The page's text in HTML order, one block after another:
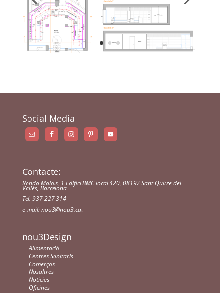
Social Media
Contacte:
Ronda Maiols, 1 Edifici BMC local 420, 08192 Sant Quirze del
Vallès, Barcelona
Tel. 937 227 314
e-mail:nou3@nou3.cat
nou3Design
Alimentació
Centres Sanitaris
Comerços
Nosaltres
Noticies
Oficines